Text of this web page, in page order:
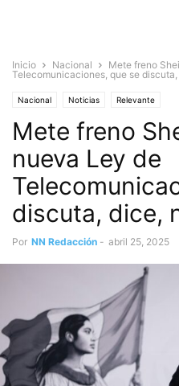
Inicio Nacional
Mete freno
Telecomunicaciones, que se discuta,
Nacional Noticias Relevante
Mete freno
nueva Ley de
discuta, dice,
Por NN Redacción - abril 25, 2025